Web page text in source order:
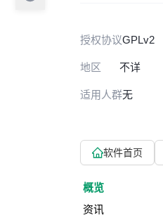
授权协议GPLv2
地区 不详
适用人群无
软件首页
概览
资讯